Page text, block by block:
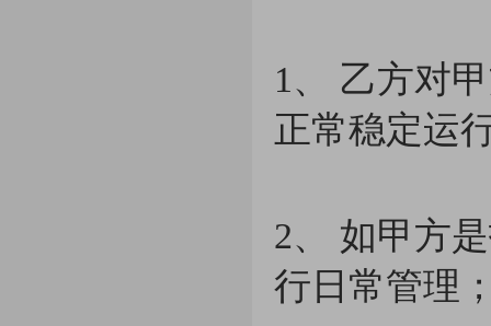
1、 乙方对
正常稳定运
2、 如甲方
行日常管理